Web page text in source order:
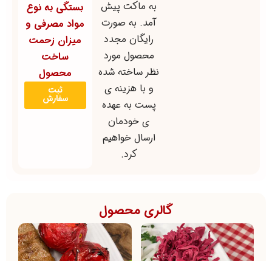
به ماکت پیش
آمد. به صورت
رایگان مجدد
محصول مورد
نظر ساخته شده
و با هزینه ی
پست به عهده
ی خودمان
ارسال خواهیم
کرد.
بستگی به نوع
مواد مصرفی و
میزان زحمت
ساخت
محصول
ثبت
سفارش
گالری محصول